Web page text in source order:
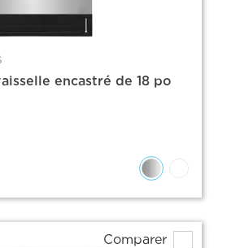
encastré de 18 po
Comparer